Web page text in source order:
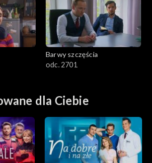
Barwy szczęścia
odc. 2701
dla Ciebie